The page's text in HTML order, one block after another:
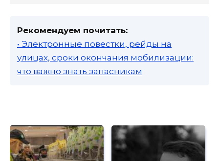
Рекомендуем почитать:
• Электронные повестки, рейды на
улицах, сроки окончания мобилизации:
что важно знать запасникам